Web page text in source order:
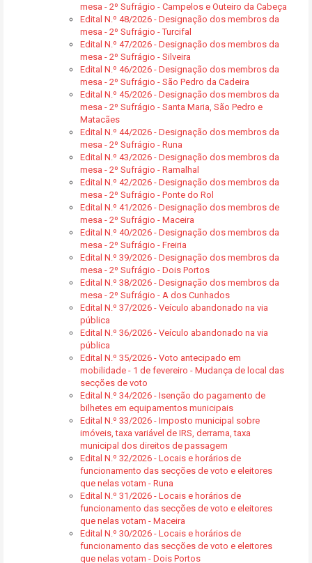
mesa - 2º Sufrágio - Campelos e Outeiro da Cabeça
Edital N.º 48/2026 - Designação dos membros da
mesa - 2º Sufrágio - Turcifal
Edital N.º 47/2026 - Designação dos membros da
mesa - 2º Sufrágio - Silveira
Edital N.º 46/2026 - Designação dos membros da
mesa - 2º Sufrágio - São Pedro da Cadeira
Edital N.º 45/2026 - Designação dos membros da
mesa - 2º Sufrágio - Santa Maria, São Pedro e
Matacães
Edital N.º 44/2026 - Designação dos membros da
mesa - 2º Sufrágio - Runa
Edital N.º 43/2026 - Designação dos membros da
mesa - 2º Sufrágio - Ramalhal
Edital N.º 42/2026 - Designação dos membros da
mesa - 2º Sufrágio - Ponte do Rol
Edital N.º 41/2026 - Designação dos membros de
mesa - 2º Sufrágio - Maceira
Edital N.º 40/2026 - Designação dos membros da
mesa - 2º Sufrágio - Freiria
Edital N.º 39/2026 - Designação dos membros da
mesa - 2º Sufrágio - Dois Portos
Edital N.º 38/2026 - Designação dos membros da
mesa - 2º Sufrágio - A dos Cunhados
Edital N.º 37/2026 - Veículo abandonado na via
pública
Edital N.º 36/2026 - Veículo abandonado na via
pública
Edital N.º 35/2026 - Voto antecipado em
mobilidade - 1 de fevereiro - Mudança de local das
secções de voto
Edital N.º 34/2026 - Isenção do pagamento de
bilhetes em equipamentos municipais
Edital N.º 33/2026 - Imposto municipal sobre
imóveis, taxa variável de IRS, derrama, taxa
municipal dos direitos de passagem
Edital N.º 32/2026 - Locais e horários de
funcionamento das secções de voto e eleitores
que nelas votam - Runa
Edital N.º 31/2026 - Locais e horários de
funcionamento das secções de voto e eleitores
que nelas votam - Maceira
Edital N.º 30/2026 - Locais e horários de
funcionamento das secções de voto e eleitores
que nelas votam - Dois Portos